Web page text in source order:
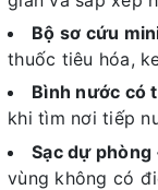
Bộ sơ cứu
thuốc tiêu hóa,
Bình nước có
khi tìm nơi tiếp
Sạc dự phòng
vùng không có